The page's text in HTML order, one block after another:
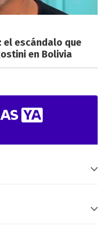
el escándalo que
en Bolivia